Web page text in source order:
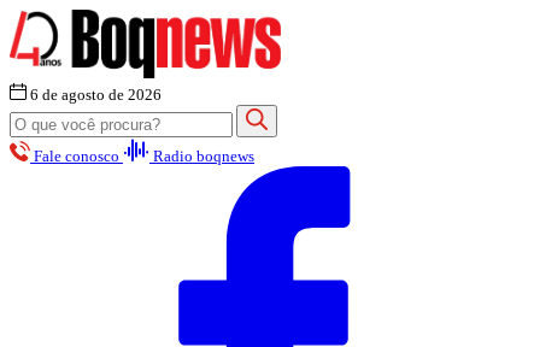
6 de agosto de 2026
Fale conosco Radio boqnews